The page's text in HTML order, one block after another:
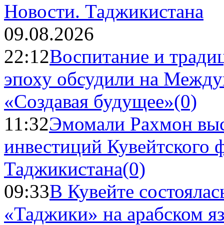
Новости. Таджикистана
09.08.2026
22:12Воспитание и
эпоху обсудили на
«Создавая будущее»(0)
11:32Эмомали Рахмон
инвестиций Кувейтского
Таджикистана(0)
09:33В Кувейте
«Таджики» на арабском